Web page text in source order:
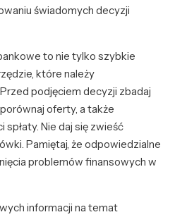
świadomych decyzji
to nie tylko szybkie
które należy
podjęciem decyzji zbadaj
oferty, a także
Nie daj się zwieść
Pamiętaj, że odpowiedzialne
problemów finansowych w
informacji na temat